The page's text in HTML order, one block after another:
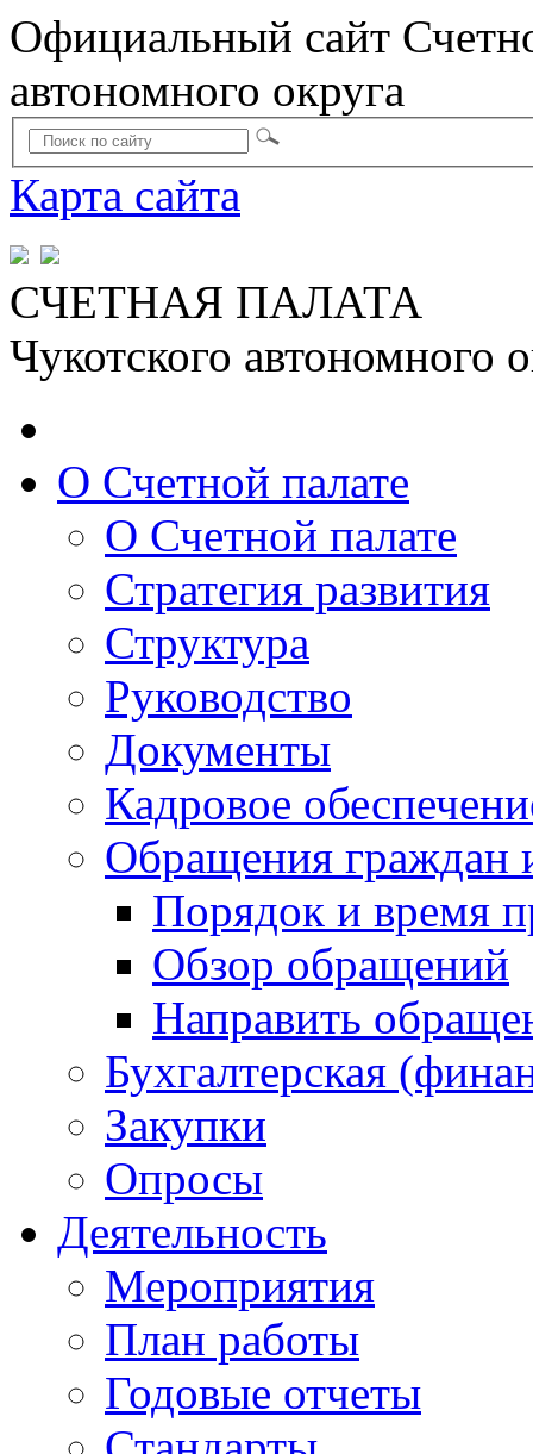
Официальный сайт
автономного округа
Карта сайта
СЧЕТНАЯ ПАЛАТА
Чукотского автономного
О Счетной палате
О Счетной палате
Стратегия развития
Структура
Руководство
Документы
Кадровое
Обращения граждан
Порядок и время
Обзор обращений
Направить
Бухгалтерская
Закупки
Опросы
Деятельность
Мероприятия
План работы
Годовые отчеты